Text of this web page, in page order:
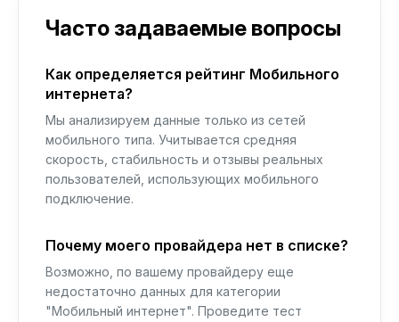
Часто задаваемые вопросы
Как определяется рейтинг Мобильного
интернета?
Мы анализируем данные только из сетей
мобильного типа. Учитывается средняя
скорость, стабильность и отзывы реальных
пользователей, использующих мобильного
подключение.
Почему моего провайдера нет в списке?
Возможно, по вашему провайдеру еще
недостаточно данных для категории
"Мобильный интернет". Проведите тест